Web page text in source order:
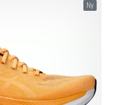
Ny